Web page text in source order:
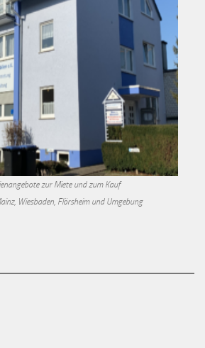
zur Miete und zum Kauf
Wiesbaden, Flörsheim und Umgebung